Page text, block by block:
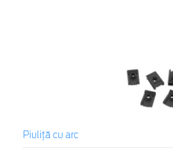
Piuliță cu arc